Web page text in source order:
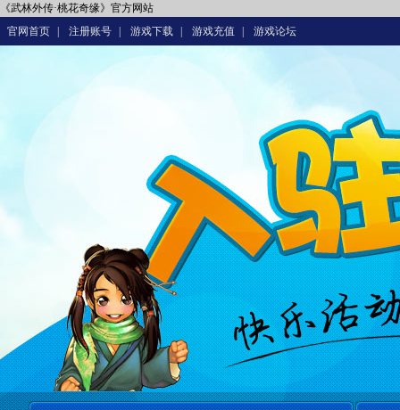
《武林外传·桃花奇缘》官方网站
官网首页
注册账号 游戏下载 游戏充值 游戏论坛